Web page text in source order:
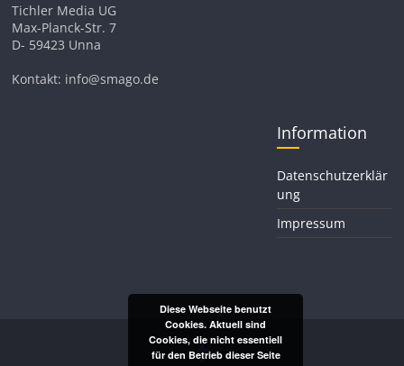
Tichler Media UG
Max-Planck-Str. 7
D- 59423 Unna
Kontakt: info@smago.de
Information
Datenschutzerklär
ung
Impressum
Diese Webseite benutzt
Cookies. Aktuell sind
Cookies, die nicht essentiell
für den Betrieb dieser Seite